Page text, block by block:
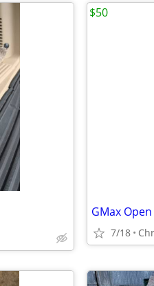
7/18
$50